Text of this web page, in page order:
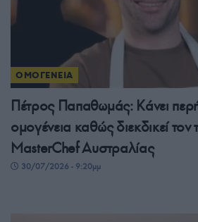
ΟΜΟΓΕΝΕΙΑ
Πέτρος Παπαθωμάς: Κάνει
ομογένεια καθώς διεκδικεί τον
MasterChef Αυστραλίας
30/07/2026 - 9:20μμ